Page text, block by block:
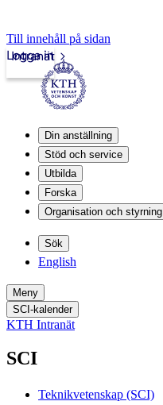
Till innehåll på sidan
Intranät
Logga in
Din anställning
Stöd och service
Utbilda
Forska
Organisation och styrning
Sök
English
Meny
SCI-kalender
KTH Intranät
SCI
Teknikvetenskap (SCI)